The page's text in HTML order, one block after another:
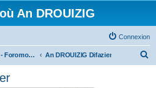
An DROUIZIG
Connexion
Kerzrouizig - Foromoù An Drouizig An DROUIZIG Difazier